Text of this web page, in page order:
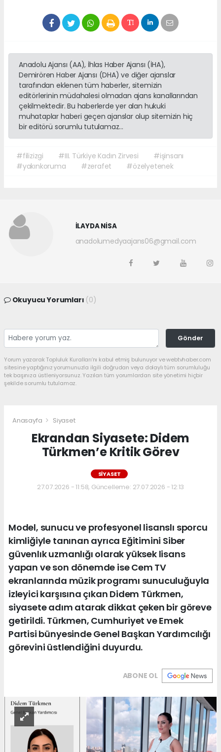
Anadolu Ajansı (AA), İhlas Haber Ajansı (İHA),
Demirören Haber Ajansı (DHA) ve diğer ajanslar
tarafından eklenen tüm haberler, sitemizin
editörlerinin müdahalesi olmadan ajans kanallarından
çekilmektedir. Bu haberlerde yer alan hukuki
muhataplar haberi geçen ajanslar olup sitemizin hiç
bir editörü sorumlu tutulamaz...
#filizizgi #III. Türkiye Kadın Zirvesi
#işinsanı
#yakınkoruma
#zerafet #özelyetenek
İLAYDA NİSA
anadolumedyaajans06@gmail.com
Okuyucu Yorumları (0)
Gönder
Yorum yazarak Topluluk Kuralları’nı kabul etmiş bulunuyor ve webtvhaber.com
sitesine yaptığınız yorumunuzla ilgili doğrudan veya dolaylı tüm sorumluluğu
tek başınıza üstleniyorsunuz. Yazılan tüm yorumlardan site yönetimi hiçbir
şekilde sorumlu tutulamaz.
Anasayfa Siyaset
Ekrandan Siyasete: Didem
Türkmen’e Kritik Görev
SIYASET
27.07.2026 - 11:58, Güncelleme: 27.07.2026 - 12:13
Model, sunucu ve profesyonel lisanslı sporcu
kimliğiyle tanınan ayrıca Eğitimini Siber
güvenlık uzmanlığı olarak yüksek lisans
yapan ve son dönemde ise Cem TV
ekranlarında müzik programı sunuculuğuyla
izleyici karşısına çıkan Didem Türkmen,
siyasete adım atarak dikkat çeken bir göreve
getirildi. Türkmen, Cumhuriyet ve Emek
Partisi bünyesinde Genel Başkan Yardımcılığı
görevini üstlendiğini duyurdu.
ABONE OL